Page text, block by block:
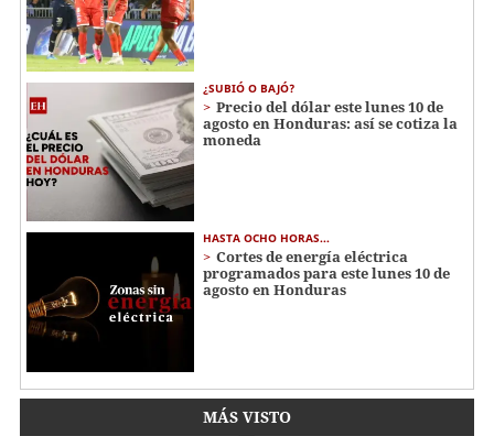
¿SUBIÓ O BAJÓ?
Precio del dólar este lunes 10 de
agosto en Honduras: así se cotiza la
moneda
HASTA OCHO HORAS...
Cortes de energía eléctrica
programados para este lunes 10 de
agosto en Honduras
MÁS VISTO